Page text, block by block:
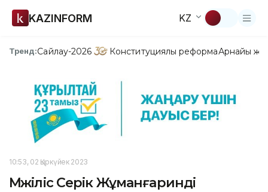
KAZINFORM KZ
Тренд:Сайлау-2026 Конституциялық реформаАрнайы
10:53, 02 Қыркүйек 2023
Мәжіліс Серік Жұманғаринді